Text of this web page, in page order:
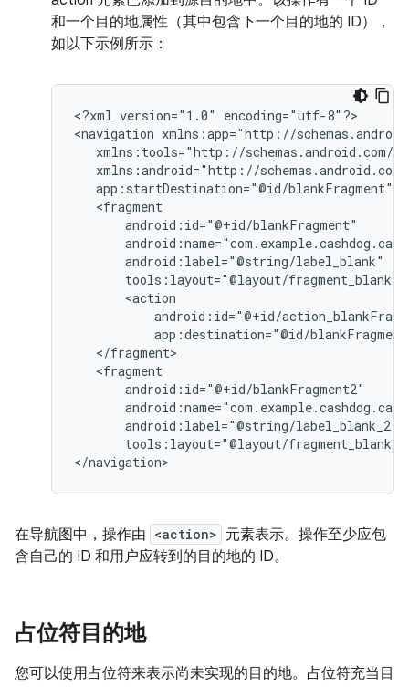
和一个目的地属性（其中包含下一个目的地的 ID），
如以下示例所示：
<?xml version="1.0"
encoding="utf-8"?>
<navigation
tools:layout="@layout/fragment_blank"
app:destination="@id/
tools:layout="@layout/
在导航图中，操作由 <action> 元素表示。操作至少应包
含自己的 ID 和用户应转到的目的地的 ID。
占位符目的地
您可以使用占位符来表示尚未实现的目的地。 占位符充当目